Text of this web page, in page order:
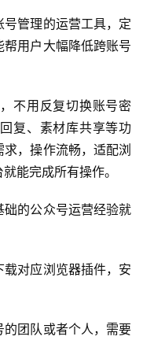
编，尤其适合追求极
号运营追求丰富版式
参考、需要快速生成
之后，内容生产效率